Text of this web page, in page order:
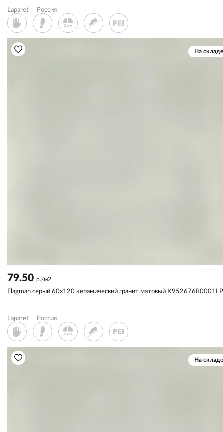
Laparet Россия
На складе
79.50 р./м2
Flagman серый 60x120 керамический гранит матовый
Laparet Россия
На складе